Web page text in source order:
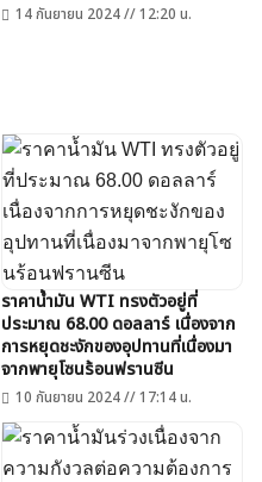
14 กันยายน 2024 // 12:20 น.
ราคาน้ำมัน WTI ทรงตัวอยู่ที่
ประมาณ 68.00 ดอลลาร์ เนื่องจาก
การหยุดชะงักของอุปทานที่เนื่องมา
จากพายุโซนร้อนฟรานซีน
10 กันยายน 2024 // 17:14 น.